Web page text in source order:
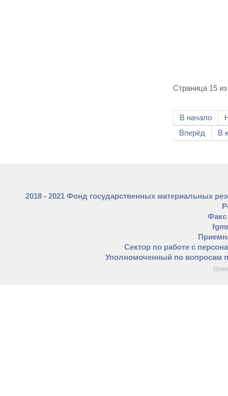
Страница 15
В начало
Вперёд
В
2018 - 2021 Фонд государственных материальных
Факс
Сектор по работе с
Уполномоченный по вопросам